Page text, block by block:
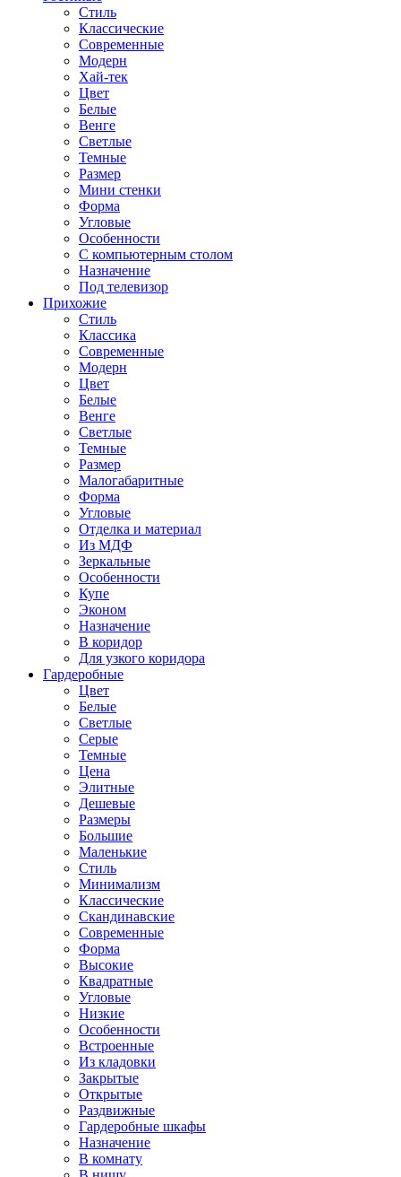
Стиль
Классические
Современные
Модерн
Хай-тек
Цвет
Белые
Венге
Светлые
Темные
Размер
Мини стенки
Форма
Угловые
Особенности
С компьютерным столом
Назначение
Под телевизор
Прихожие
Стиль
Классика
Современные
Модерн
Цвет
Белые
Венге
Светлые
Темные
Размер
Малогабаритные
Форма
Угловые
Отделка и материал
Из МДФ
Зеркальные
Особенности
Купе
Эконом
Назначение
В коридор
Для узкого коридора
Гардеробные
Цвет
Белые
Светлые
Серые
Темные
Цена
Элитные
Дешевые
Размеры
Большие
Маленькие
Стиль
Минимализм
Классические
Скандинавские
Современные
Форма
Высокие
Квадратные
Угловые
Низкие
Особенности
Встроенные
Из кладовки
Закрытые
Открытые
Раздвижные
Гардеробные шкафы
Назначение
В комнату